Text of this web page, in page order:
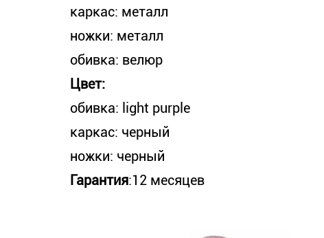
каркас: металл
ножки: металл
обивка: велюр
Цвет:
обивка: light purple
каркас: черный
ножки: черный
Гарантия:12 месяцев